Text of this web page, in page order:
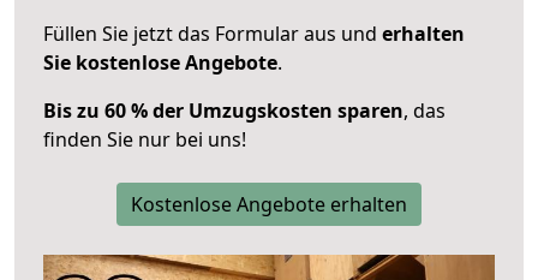
Füllen Sie jetzt das Formular aus und erhalten
Sie kostenlose Angebote.
Bis zu 60 % der Umzugskosten sparen, das
finden Sie nur bei uns!
Kostenlose Angebote erhalten